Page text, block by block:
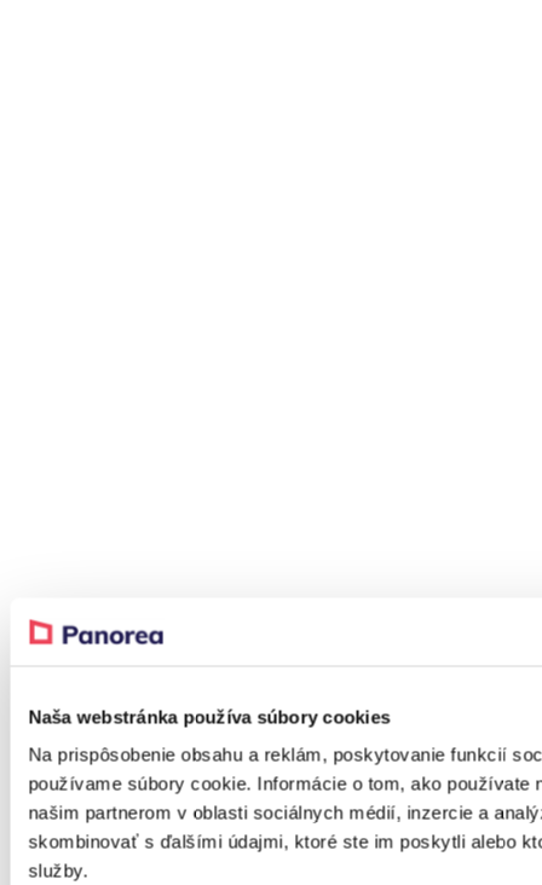
Naša webstránka používa súbory cookies
Na prispôsobenie obsahu a reklám, poskytovanie funkcií
používame súbory cookie. Informácie o tom, ako používate
našim partnerom v oblasti sociálnych médií, inzercie a
skombinovať s ďalšími údajmi, ktoré ste im poskytli alebo
služby.